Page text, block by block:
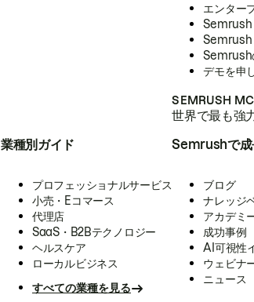
エンター
Semrush
Semrush
Semrush
デモを申
SEMRUSH
世界で最も強
業種別ガイド
プロフェッショナルサービス
小売・Eコマース
代理店
SaaS・B2Bテクノロジー
ヘルスケア
ローカルビジネス
すべての業種を見る
Semrushで成
ブログ
ナレッジ
アカデミ
成功事例
AI可視性
ウェビナ
ニュース